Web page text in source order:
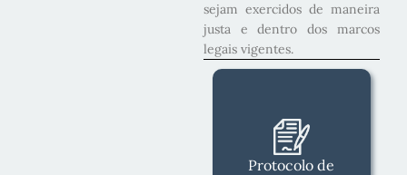
sejam exercidos de maneira
justa e dentro dos marcos
legais vigentes.
Protocolo de